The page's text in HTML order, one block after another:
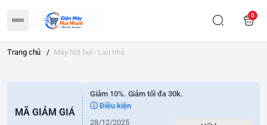
0
Trang chủ / Máy hút bụi - Lau nhà
MÃ GIẢM GIÁ
Giảm 10%. Giảm tối đa 30k.
ⓘ Điều kiện
28/12/2025